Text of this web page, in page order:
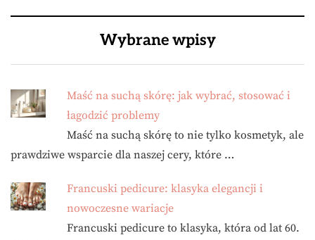
Wybrane wpisy
Maść na suchą skórę: jak wybrać, stosować i
łagodzić problemy
Maść na suchą skórę to nie tylko kosmetyk, ale
prawdziwe wsparcie dla naszej cery, które …
Francuski pedicure: klasyka elegancji i
nowoczesne wariacje
Francuski pedicure to klasyka, która od lat 60.